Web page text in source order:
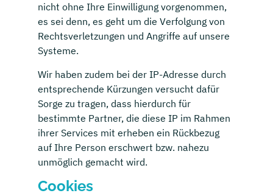
nicht ohne Ihre Einwilligung vorgenommen,
es sei denn, es geht um die Verfolgung von
Rechtsverletzungen und Angriffe auf unsere
Systeme.
Wir haben zudem bei der IP-Adresse durch
entsprechende Kürzungen versucht dafür
Sorge zu tragen, dass hierdurch für
bestimmte Partner, die diese IP im Rahmen
ihrer Services mit erheben ein Rückbezug
auf Ihre Person erschwert bzw. nahezu
unmöglich gemacht wird.
Cookies